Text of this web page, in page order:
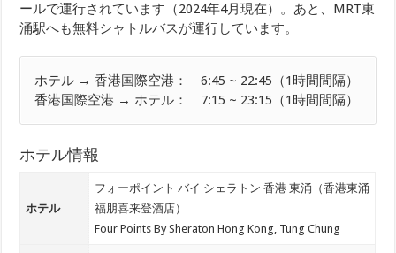
ールで運行されています（2024年4月現在）。あと、MRT東
涌駅へも無料シャトルバスが運行しています。
ホテル → 香港国際空港： 6:45 ~ 22:45（1時間間隔）
香港国際空港 → ホテル： 7:15 ~ 23:15（1時間間隔）
ホテル情報
ホテル
フォーポイント バイ シェラトン 香港 東涌（香港東涌
福朋喜来登酒店）
Four Points By Sheraton Hong Kong, Tung Chung